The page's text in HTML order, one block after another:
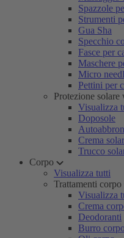
Spazzole
Strumenti
Gua Sha
Specchio
Fasce per
Maschere
Micro
Pettini per
Protezione solare
Visualizza
Doposole
Crema
Trucco
Corpo
Visualizza tutti
Trattamenti corpo
Visualizza
Crema
Deodoranti
Burro